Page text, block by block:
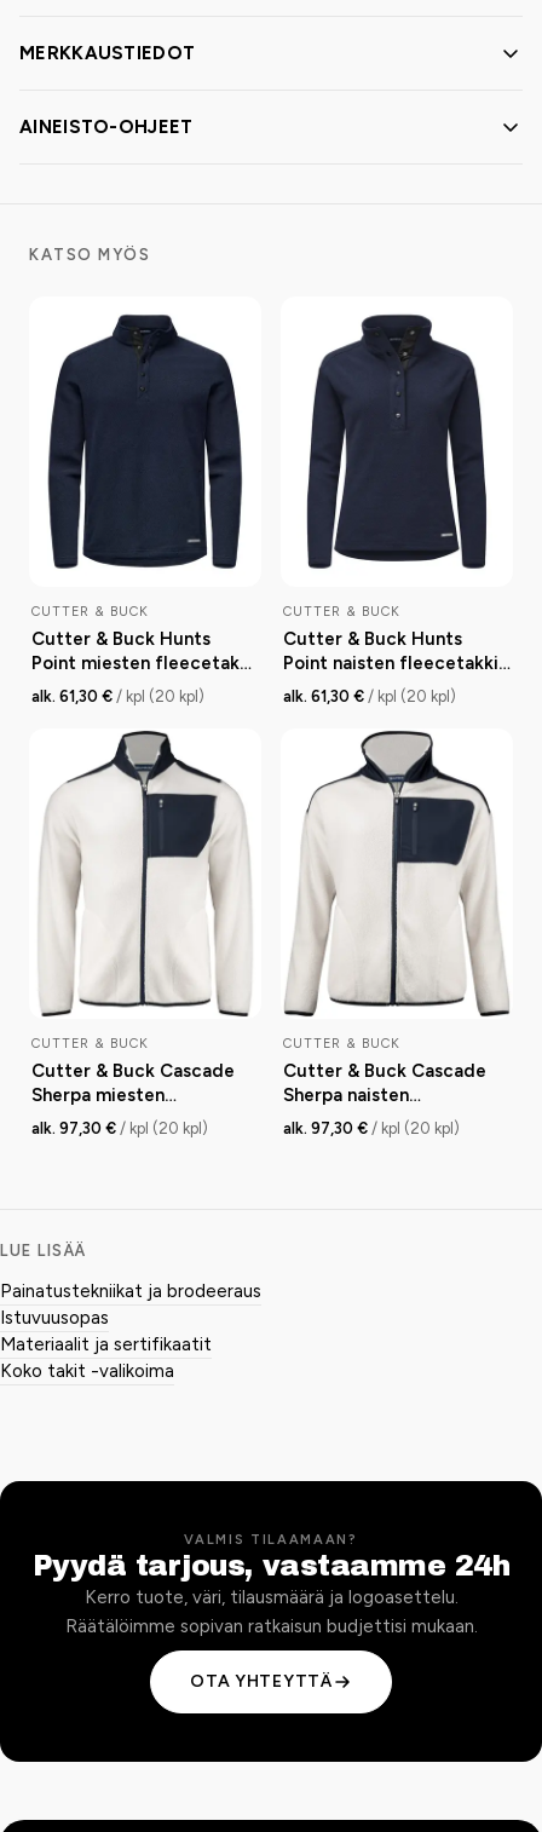
MERKKAUSTIEDOT
AINEISTO-OHJEET
KATSO MYÖS
CUTTER & BUCK
Cutter & Buck Hunts
Point miesten fleecetakki
painonapeilla
alk. 61,30 € / kpl (20 kpl)
CUTTER & BUCK
Cutter & Buck Hunts
Point naisten fleecetakki
painonapeilla
alk. 61,30 € / kpl (20 kpl)
CUTTER & BUCK
Cutter & Buck Cascade
Sherpa miesten
fleecetakki kierrätetty
alk. 97,30 € / kpl (20 kpl)
CUTTER & BUCK
Cutter & Buck Cascade
Sherpa naisten
fleecetakki kierrätetty
alk. 97,30 € / kpl (20 kpl)
LUE LISÄÄ
Painatustekniikat ja brodeeraus
Istuvuusopas
Materiaalit ja sertifikaatit
Koko takit -valikoima
VALMIS TILAAMAAN?
Pyydä tarjous, vastaamme 24h
Kerro tuote, väri, tilausmäärä ja logoasettelu.
Räätälöimme sopivan ratkaisun budjettisi mukaan.
OTA YHTEYTTÄ